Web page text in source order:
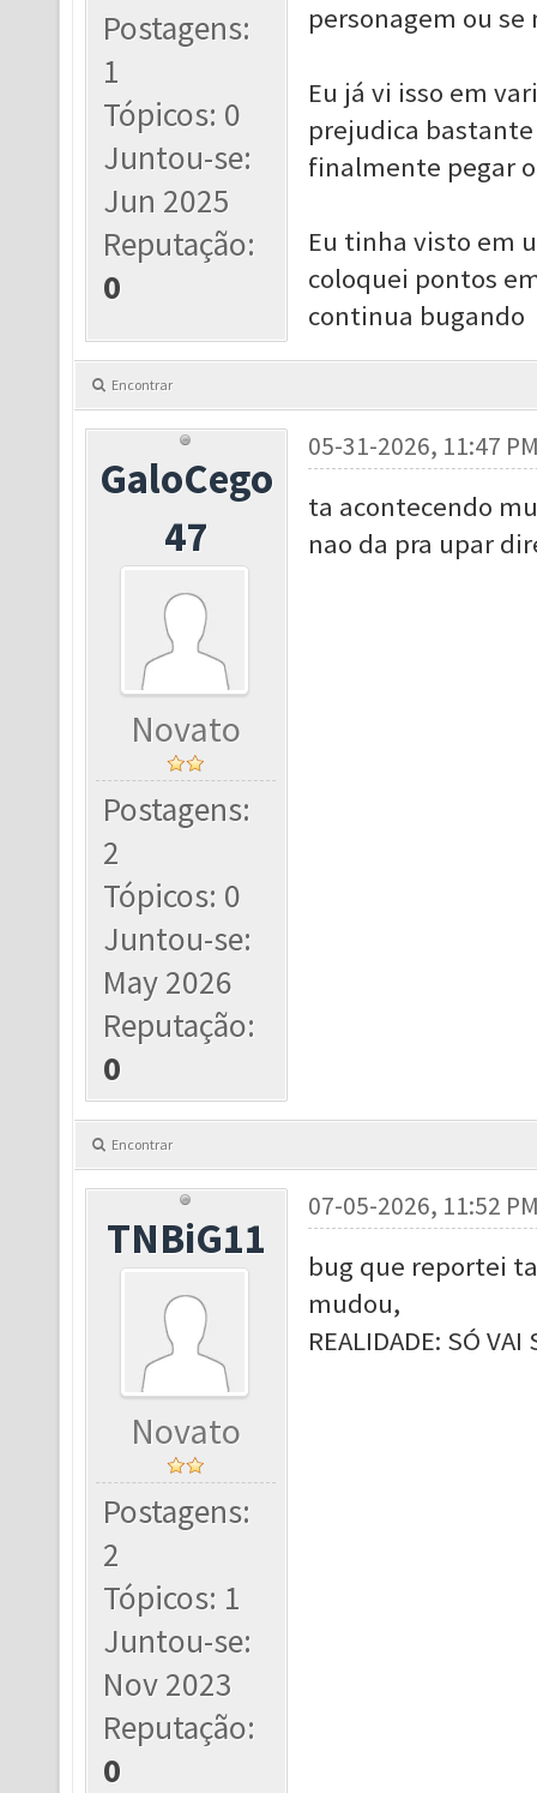
Postagens:
1
Tópicos: 0
Juntou-se:
Jun 2025
Reputação:
0
personagem ou
Eu já vi isso em
prejudica bastante
finalmente pegar
Eu tinha visto em
coloquei pontos
continua bugando
Encontrar
GaloCego
47
Novato
Postagens:
2
Tópicos: 0
Juntou-se:
May 2026
Reputação:
0
05-31-2026, 11:47
ta acontecendo
nao da pra upar
Encontrar
TNBiG11
Novato
Postagens:
2
Tópicos: 1
Juntou-se:
Nov 2023
Reputação:
0
07-05-2026, 11:52
bug que reportei
mudou,
REALIDADE: SÓ VAI